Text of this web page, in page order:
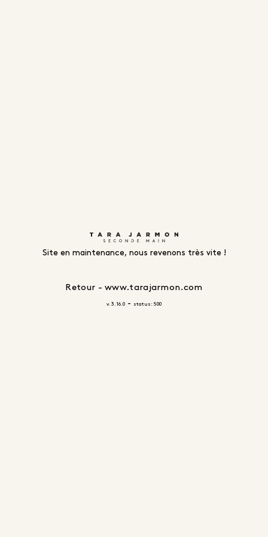
Site en maintenance, nous revenons très vite !
Retour - www.tarajarmon.com
v. 3.16.0 - status: 500